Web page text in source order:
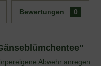
Bewertungen 0
Abwehr anregen.